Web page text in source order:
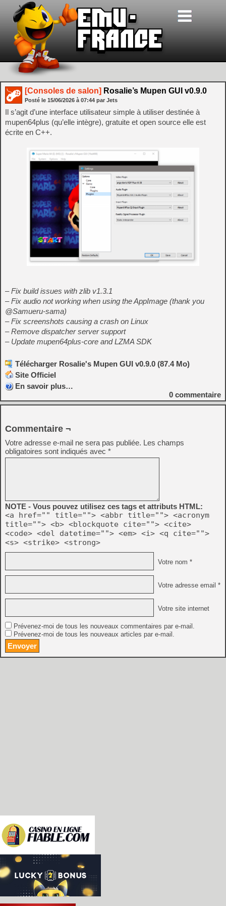
[Consoles de salon] Rosalie’s Mupen GUI v0.9.0
Posté le 15/06/2026 à 07:44 par Jets
Il s’agit d’une interface utilisateur simple à utiliser destinée à
mupen64plus (qu’elle intègre), gratuite et open source elle est
écrite en C++.
– Fix build issues with zlib v1.3.1
– Fix audio not working when using the AppImage (thank you
@Samueru-sama)
– Fix screenshots causing a crash on Linux
– Remove dispatcher server support
– Update mupen64plus-core and LZMA SDK
Télécharger Rosalie's Mupen GUI v0.9.0 (87.4 Mo)
Site Officiel
En savoir plus…
0 commentaire
Commentaire ¬
Votre adresse e-mail ne sera pas publiée. Les champs
obligatoires sont indiqués avec *
NOTE - Vous pouvez utilisez ces tags et attributs HTML:
<a href="" title=""> <abbr title=""> <acronym
title=""> <b> <blockquote cite=""> <cite>
<code> <del datetime=""> <em> <i> <q cite="">
<s> <strike> <strong>
Votre nom *
Votre adresse email *
Votre site internet
Prévenez-moi de tous les nouveaux commentaires par e-mail.
Prévenez-moi de tous les nouveaux articles par e-mail.